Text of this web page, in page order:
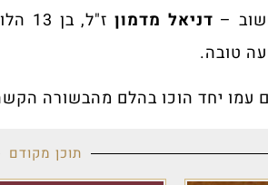
– דניאל מדמון
טובה.
עמו יחד הוכו בהלם מהבשורה
תוכן מקודם